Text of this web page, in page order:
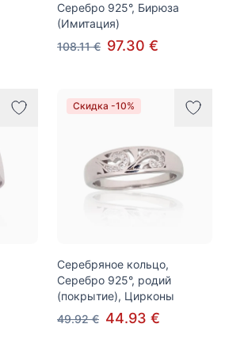
Серебро 925°, Бирюза
(Имитация)
108.11 € 97.30 €
Скидка -10%
Серебряное кольцо,
Серебро 925°, родий
(покрытие), Цирконы
49.92 € 44.93 €